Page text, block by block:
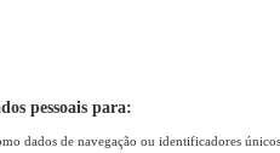
pessoais para:
dados de navegação ou identificadores únicos,